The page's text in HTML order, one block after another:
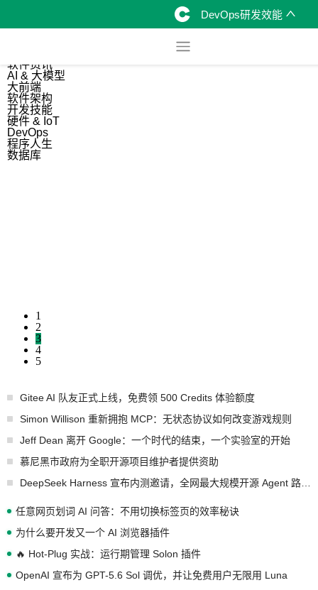
DevOps研发效能
软件资讯
AI & 大模型
大前端
软件架构
开发技能
硬件 & IoT
DevOps
程序人生
数据库
1
2
3
4
5
Gitee AI 队友正式上线，免费领 500 Credits 体验额度
Simon Willison 重新拥抱 MCP：无状态协议如何改变游戏规则
Jeff Dean 离开 Google：一个时代的结束，一个实验室的开始
慕尼黑市政府为全职开源项目维护者提供资助
任意网页划词 AI 问答：不用切换标签页的效率秘诀
为什么要开发又一个 AI 浏览器插件
🔥 Hot-Plug 实战：运行期管理 Solon 插件
OpenAI 宣布为 GPT-5.6 Sol 调优，并让免费用户无限用 Luna